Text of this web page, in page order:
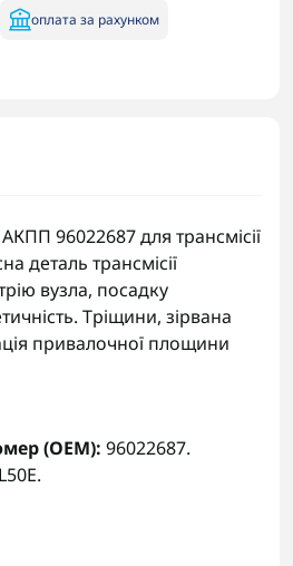
оплата за рахунком
96022687 для трансмісії
деталь трансмісії
вузла, посадку
Тріщини, зірвана
привалочної площини
(OEM): 96022687.